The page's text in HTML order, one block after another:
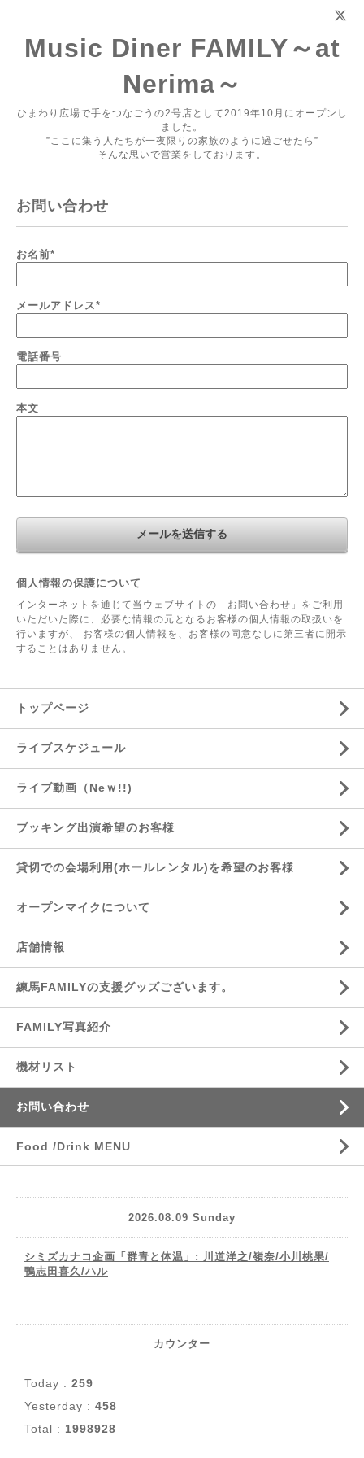
Music Diner FAMILY～at
Nerima～
ひまわり広場で手をつなごうの2号店として2019年10月にオープンし
ました。
”ここに集う人たちが一夜限りの家族のように過ごせたら”
そんな思いで営業をしております。
お問い合わせ
お名前*
メールアドレス*
電話番号
本文
個人情報の保護について
インターネットを通じて当ウェブサイトの「お問い合わせ」をご利用
いただいた際に、必要な情報の元となるお客様の個人情報の取扱いを
行いますが、 お客様の個人情報を、お客様の同意なしに第三者に開示
することはありません。
トップページ
ライブスケジュール
ライブ動画（Neｗ!!)
ブッキング出演希望のお客様
貸切での会場利用(ホールレンタル)を希望のお客様
オープンマイクについて
店舗情報
練馬FAMILYの支援グッズございます。
FAMILY写真紹介
機材リスト
お問い合わせ
Food /Drink MENU
2026.08.09 Sunday
シミズカナコ企画「群青と体温」: 川道洋之/嶺奈/小川桃果/
鴨志田喜久/ハル
カウンター
Today : 259
Yesterday : 458
Total : 1998928